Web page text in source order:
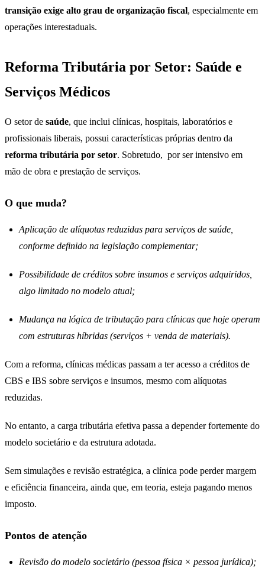
transição exige alto grau de organização fiscal, especialmente em
operações interestaduais.
Reforma Tributária por Setor: Saúde e
Serviços Médicos
O setor de saúde, que inclui clínicas, hospitais, laboratórios e
profissionais liberais, possui características próprias dentro da
reforma tributária por setor. Sobretudo, por ser intensivo em
mão de obra e prestação de serviços.
O que muda?
Aplicação de alíquotas reduzidas para serviços de saúde,
conforme definido na legislação complementar;
Possibilidade de créditos sobre insumos e serviços adquiridos,
algo limitado no modelo atual;
Mudança na lógica de tributação para clínicas que hoje operam
com estruturas híbridas (serviços + venda de materiais).
Com a reforma, clínicas médicas passam a ter acesso a créditos de
CBS e IBS sobre serviços e insumos, mesmo com alíquotas
reduzidas.
No entanto, a carga tributária efetiva passa a depender fortemente do
modelo societário e da estrutura adotada.
Sem simulações e revisão estratégica, a clínica pode perder margem
e eficiência financeira, ainda que, em teoria, esteja pagando menos
imposto.
Pontos de atenção
Revisão do modelo societário (pessoa física × pessoa jurídica);